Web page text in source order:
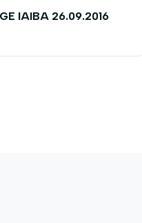
IAIBA 26.09.2016